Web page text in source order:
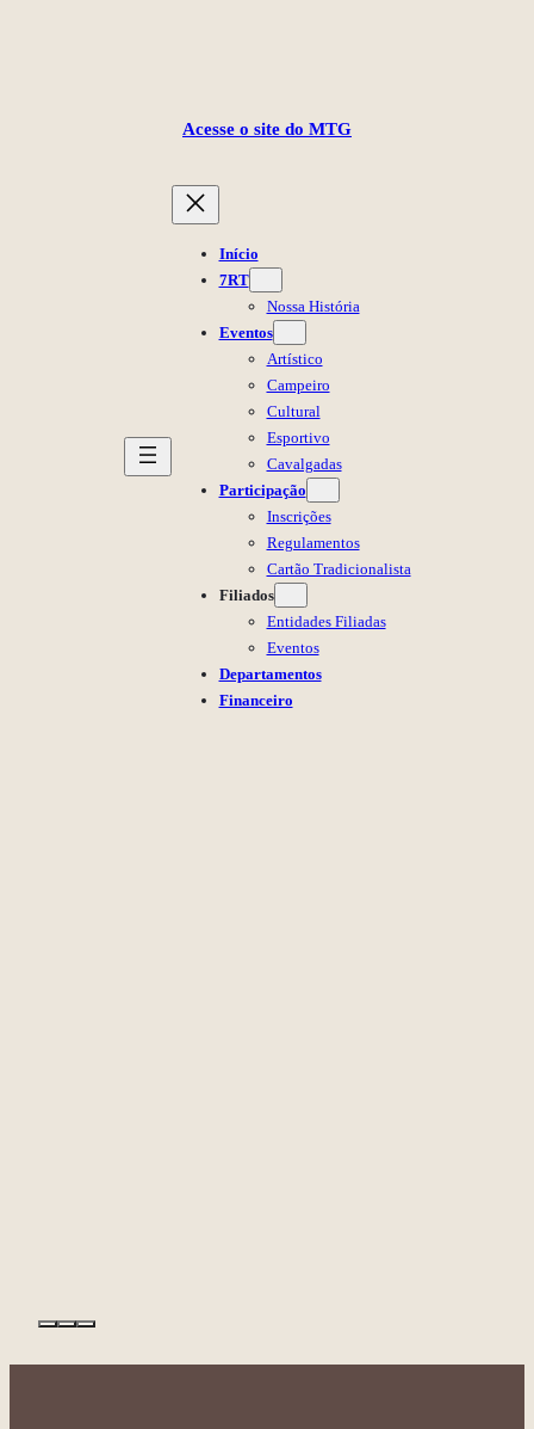
Acesse o site do MTG
Início
7RT
Nossa História
Eventos
Artístico
Campeiro
Cultural
Esportivo
Cavalgadas
Participação
Inscrições
Regulamentos
Cartão Tradicionalista
Filiados
Entidades Filiadas
Eventos
Departamentos
Financeiro